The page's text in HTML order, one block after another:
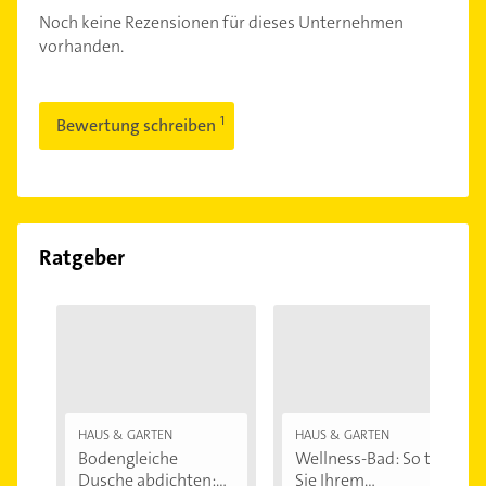
Noch keine Rezensionen für dieses Unternehmen
vorhanden.
Bewertung schreiben
Ratgeber
HAUS & GARTEN
Bodengleiche
Dusche abdichten:...
HAUS & GARTEN
Wellness-Bad: So tun
Sie Ihrem...